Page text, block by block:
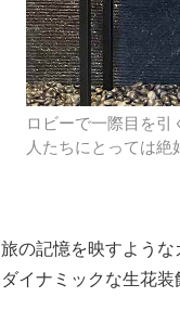
ロビーで一際目を
人たちにとっては絶
旅の記憶を映すよう
ダイナミックな生花装